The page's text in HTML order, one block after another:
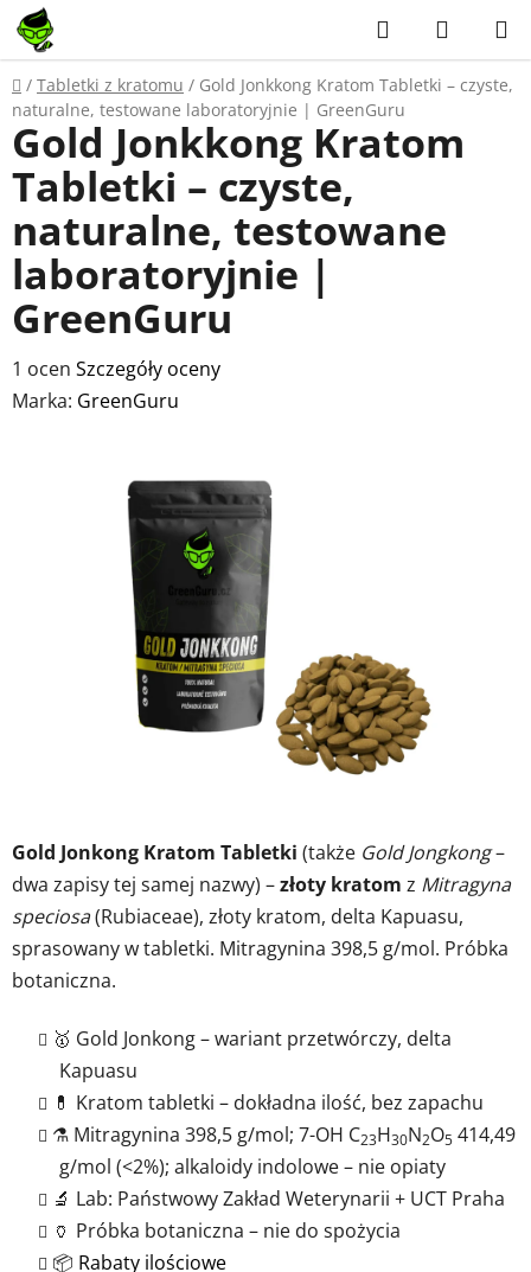
Przejść
do
treści
Szukaj
Home
/ Tabletki z kratomu / Gold Jonkkong Kratom Tabletki – czyste,
naturalne, testowane laboratoryjnie | GreenGuru
Gold Jonkong Kratom Tabletki (także Gold Jongkong–
dwa zapisy tej samej nazwy) –złoty kratom z Mitragyna
speciosa(Rubiaceae), złoty kratom, delta Kapuasu,
sprasowany w tabletki. Mitragynina 398,5 g/mol. Próbka
botaniczna.
🥇 Gold Jonkong – wariant przetwórczy, delta
Kapuasu
💊 Kratom tabletki – dokładna ilość, bez zapachu
⚗️ Mitragynina 398,5 g/mol; 7-OH C23H30N2O5 414,49
g/mol (<2%); alkaloidy indolowe – nie opiaty
🔬 Lab: Państwowy Zakład Weterynarii + UCT Praha
🏺 Próbka botaniczna – nie do spożycia
📦 Rabaty ilościowe
Gold Jonkkong Kratom
Tabletki – czyste,
naturalne, testowane
laboratoryjnie |
GreenGuru
Średnia
ocena
1 ocen Szczegóły oceny
Marka: GreenGuru